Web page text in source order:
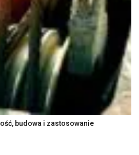
budowa i zastosowanie